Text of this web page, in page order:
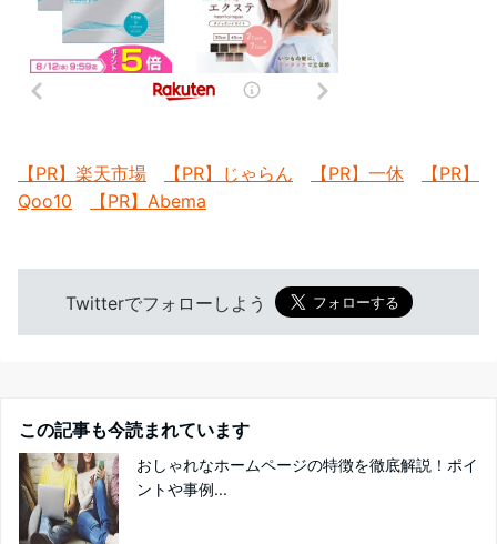
【PR】楽天市場 【PR】じゃらん 【PR】一休
【PR】
Qoo10
【PR】Abema
Twitterでフォローしよう
この記事も今読まれています
おしゃれなホームページの特徴を徹底解説！ポイ
ントや事例...